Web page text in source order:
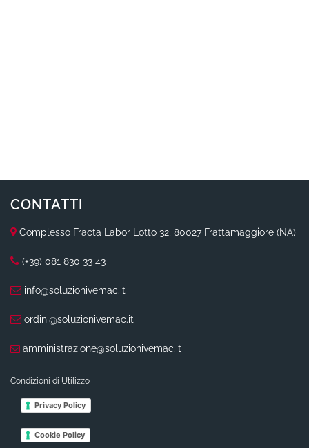
CONTATTI
Complesso Fracta Labor Lotto 32, 80027 Frattamaggiore (NA)
(+39) 081 830 33 43
info@soluzionivemac.it
ordini@soluzionivemac.it
amministrazione@soluzionivemac.it
Condizioni di Utilizzo
Privacy Policy
Cookie Policy